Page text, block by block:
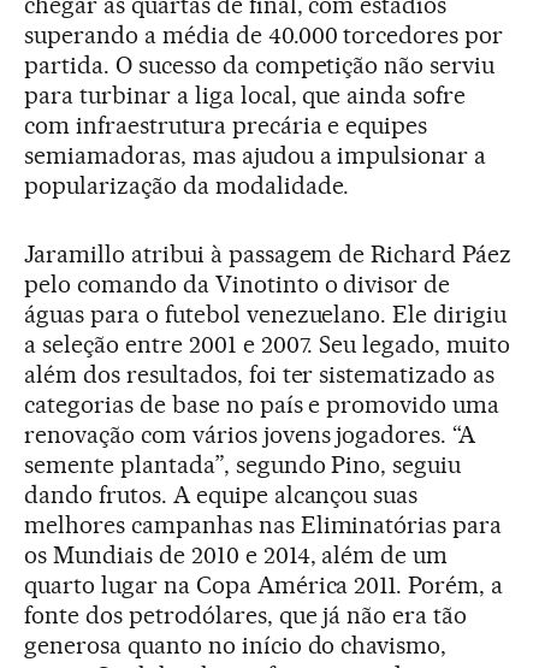
superando a média de 40.000 torcedores por
partida. O sucesso da competição não serviu
para turbinar a liga local, que ainda sofre
com infraestrutura precária e equipes
semiamadoras, mas ajudou a impulsionar a
popularização da modalidade.
Jaramillo atribui à passagem de Richard Páez
pelo comando da Vinotinto o divisor de
águas para o futebol venezuelano. Ele dirigiu
a seleção entre 2001 e 2007. Seu legado, muito
além dos resultados, foi ter sistematizado as
categorias de base no país e promovido uma
renovação com vários jovens jogadores. “A
semente plantada”, segundo Pino, seguiu
dando frutos. A equipe alcançou suas
melhores campanhas nas Eliminatórias para
os Mundiais de 2010 e 2014, além de um
quarto lugar na Copa América 2011. Porém, a
fonte dos petrodólares, que já não era tão
generosa quanto no início do chavismo,